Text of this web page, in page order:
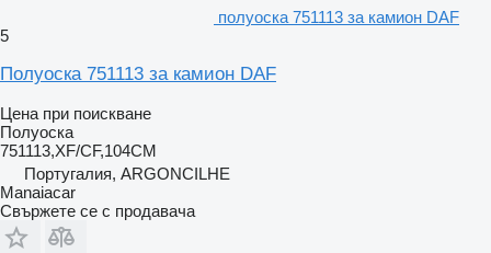
полуоска 751113 за камион DAF
5
Полуоска 751113 за камион DAF
Цена при поискване
Полуоска
751113,XF/CF,104CM
Португалия, ARGONCILHE
Manaiacar
Свържете се с продавача